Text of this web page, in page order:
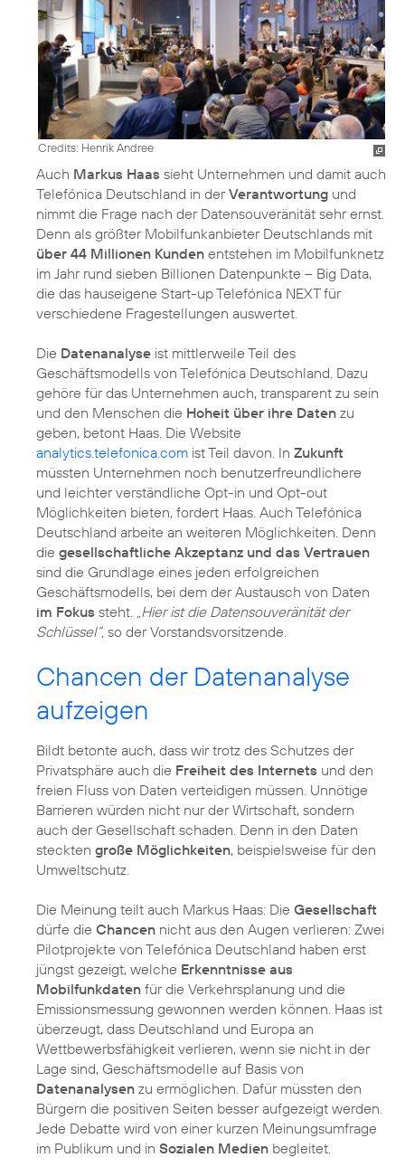
Credits: Henrik Andree
Auch Markus Haas sieht Unternehmen und damit auch
Telefónica Deutschland in derVerantwortung und
nimmt die Frage nach der Datensouveränität sehr ernst.
Denn als größter Mobilfunkanbieter Deutschlands mit
über 44 Millionen Kunden entstehen im Mobilfunknetz
im Jahr rund sieben Billionen Datenpunkte – Big Data,
die das hauseigene Start-upTelefónica NEXTfür
verschiedene Fragestellungen auswertet.
Die Datenanalyse ist mittlerweile Teil des
Geschäftsmodells von Telefónica Deutschland. Dazu
gehöre für das Unternehmen auch, transparent zu sein
und den Menschen die Hoheit über ihre Daten zu
geben, betont Haas. Die Website
analytics.telefonica.com ist Teil davon. In Zukunft
müssten Unternehmen noch benutzerfreundlichere
und leichter verständliche Opt-in und Opt-out
Möglichkeiten bieten, fordert Haas. Auch Telefónica
Deutschland arbeite an weiteren Möglichkeiten. Denn
die gesellschaftliche Akzeptanz und das Vertrauen
sind die Grundlage eines jeden erfolgreichen
Geschäftsmodells, bei dem der Austausch von Daten
im Fokus steht. „Hier ist die Datensouveränität der
Schlüssel“, so der Vorstandsvorsitzende.
Chancen der Datenanalyse
aufzeigen
Bildt betonte auch, dass wir trotz des Schutzes der
Privatsphäre auch die Freiheit des Internets und den
freien Fluss von Daten verteidigen müssen. Unnötige
Barrieren würden nicht nur der Wirtschaft, sondern
auch der Gesellschaft schaden. Denn in den Daten
steckten große Möglichkeiten, beispielsweise für den
Umweltschutz.
Die Meinung teilt auch Markus Haas: Die Gesellschaft
dürfe die Chancen nicht aus den Augen verlieren: Zwei
Pilotprojekte von Telefónica Deutschland haben erst
jüngst gezeigt, welche Erkenntnisse aus
Mobilfunkdaten für die Verkehrsplanung und die
Emissionsmessung gewonnen werden können. Haas ist
überzeugt, dass Deutschland und Europa an
Wettbewerbsfähigkeit verlieren, wenn sie nicht in der
Lage sind, Geschäftsmodelle auf Basis von
Datenanalysen zu ermöglichen. Dafür müssten den
Bürgern die positiven Seiten besser aufgezeigt werden.
Jede Debatte wird von einer kurzen Meinungsumfrage
im Publikum und in Sozialen Medien begleitet.